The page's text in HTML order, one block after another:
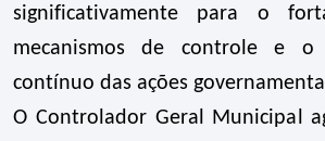
significativamente para o
mecanismos de controle e o
contínuo das ações
O Controlador Geral Municipal